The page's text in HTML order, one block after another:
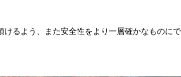
るよう、また安全性をより一層確かなものに